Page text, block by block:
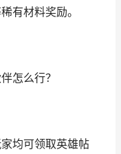
有材料奖励。
怎么行？
均可领取英雄帖